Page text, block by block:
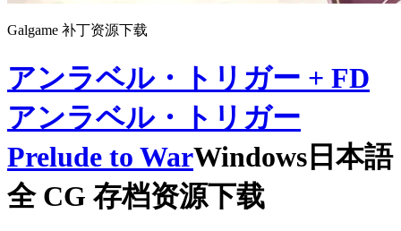
Galgame 补丁资源下载
アンラベル・トリガー + FD
アンラベル・トリガー
Prelude to WarWindows日本語
全 CG 存档资源下载